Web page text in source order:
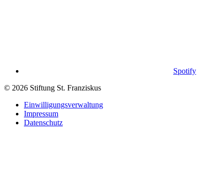
Spotify
© 2026 Stiftung St. Franziskus
Einwilligungsverwaltung
Impressum
Datenschutz